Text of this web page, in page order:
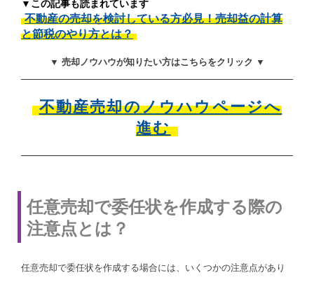
▼この記事も読まれています
不動産の売却を検討している方必見！売却益の計算
と節税のやり方とは？
▼ 売却ノウハウが知りたい方はこちらをクリック ▼
不動産売却のノウハウページへ
進む
任意売却で委任状を作成する際の
注意点とは？
任意売却で委任状を作成する場合には、いくつかの注意点があり